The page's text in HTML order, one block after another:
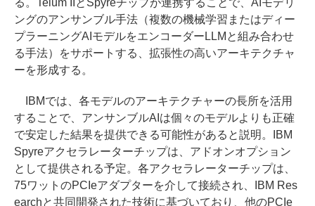
る。Telum IIとSpyreチップが連携することで、AIモデリ
ングのアンサンブル手法（複数の機械学習またはディー
プラーニングAIモデルをエンコーダーLLMと組み合わせ
る手法）をサポートする、拡張性の高いアーキテクチャ
ーを形成する。
IBMでは、各モデルのアーキテクチャーの長所を活用
することで、アンサンブルAIは個々のモデルよりも正確
で安定した結果を提供できる可能性があると説明。IBM
Spyreアクセラレーターチップは、アドオンオプション
として提供される予定。各アクセラレーターチップは、
75ワットのPCIeアダプターを介して接続され、IBM Res
earchと共同開発された技術に基づいており、他のPCIe